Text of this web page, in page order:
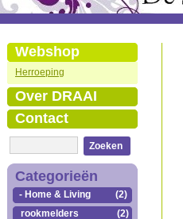
Webshop
Herroeping
Over DRAAI
Contact
Zoeken
Categorieën
- Home & Living
(2)
rookmelders
(2)